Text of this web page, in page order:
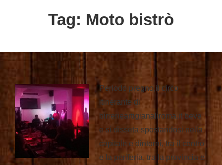
Tag: Moto bistrò
Periodo pregno,il circo
itinerante di
birrerieartigianaliroma.it beve
e si disseta spostandosi nella
capitale e dintorni, tra il centro
e la periferia, tra la provincia e